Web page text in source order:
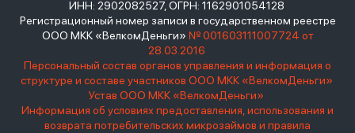
ИНН: 2902082527, ОГРН: 1162901054128
Регистрационный номер записи в государственном реестре
ООО МКК «ВелкомДеньги» № 001603111007724 от
28.03.2016
Персональный состав органов управления и информация о
структуре и составе участников ООО МКК «ВелкомДеньги»
Устав ООО МКК «ВелкомДеньги»
Информация об условиях предоставления, использования и
возврата потребительских микрозаймов и правила